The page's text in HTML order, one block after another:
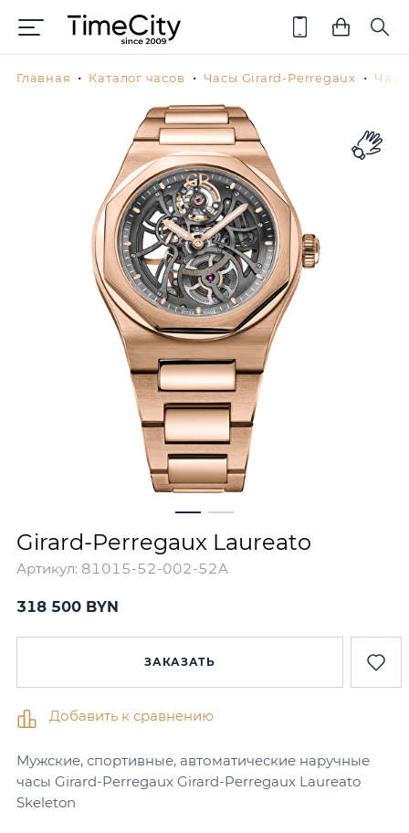
Главная Каталог часов Часы Girard-Perregaux Часы
Girard-Perregaux Laureato
Артикул: 81015-52-002-52A
Мужские, спортивные, автоматические наручные
часы Girard-Perregaux Girard-Perregaux Laureato
Skeleton
318 500 BYN
ЗАКАЗАТЬ
Добавить к сравнению